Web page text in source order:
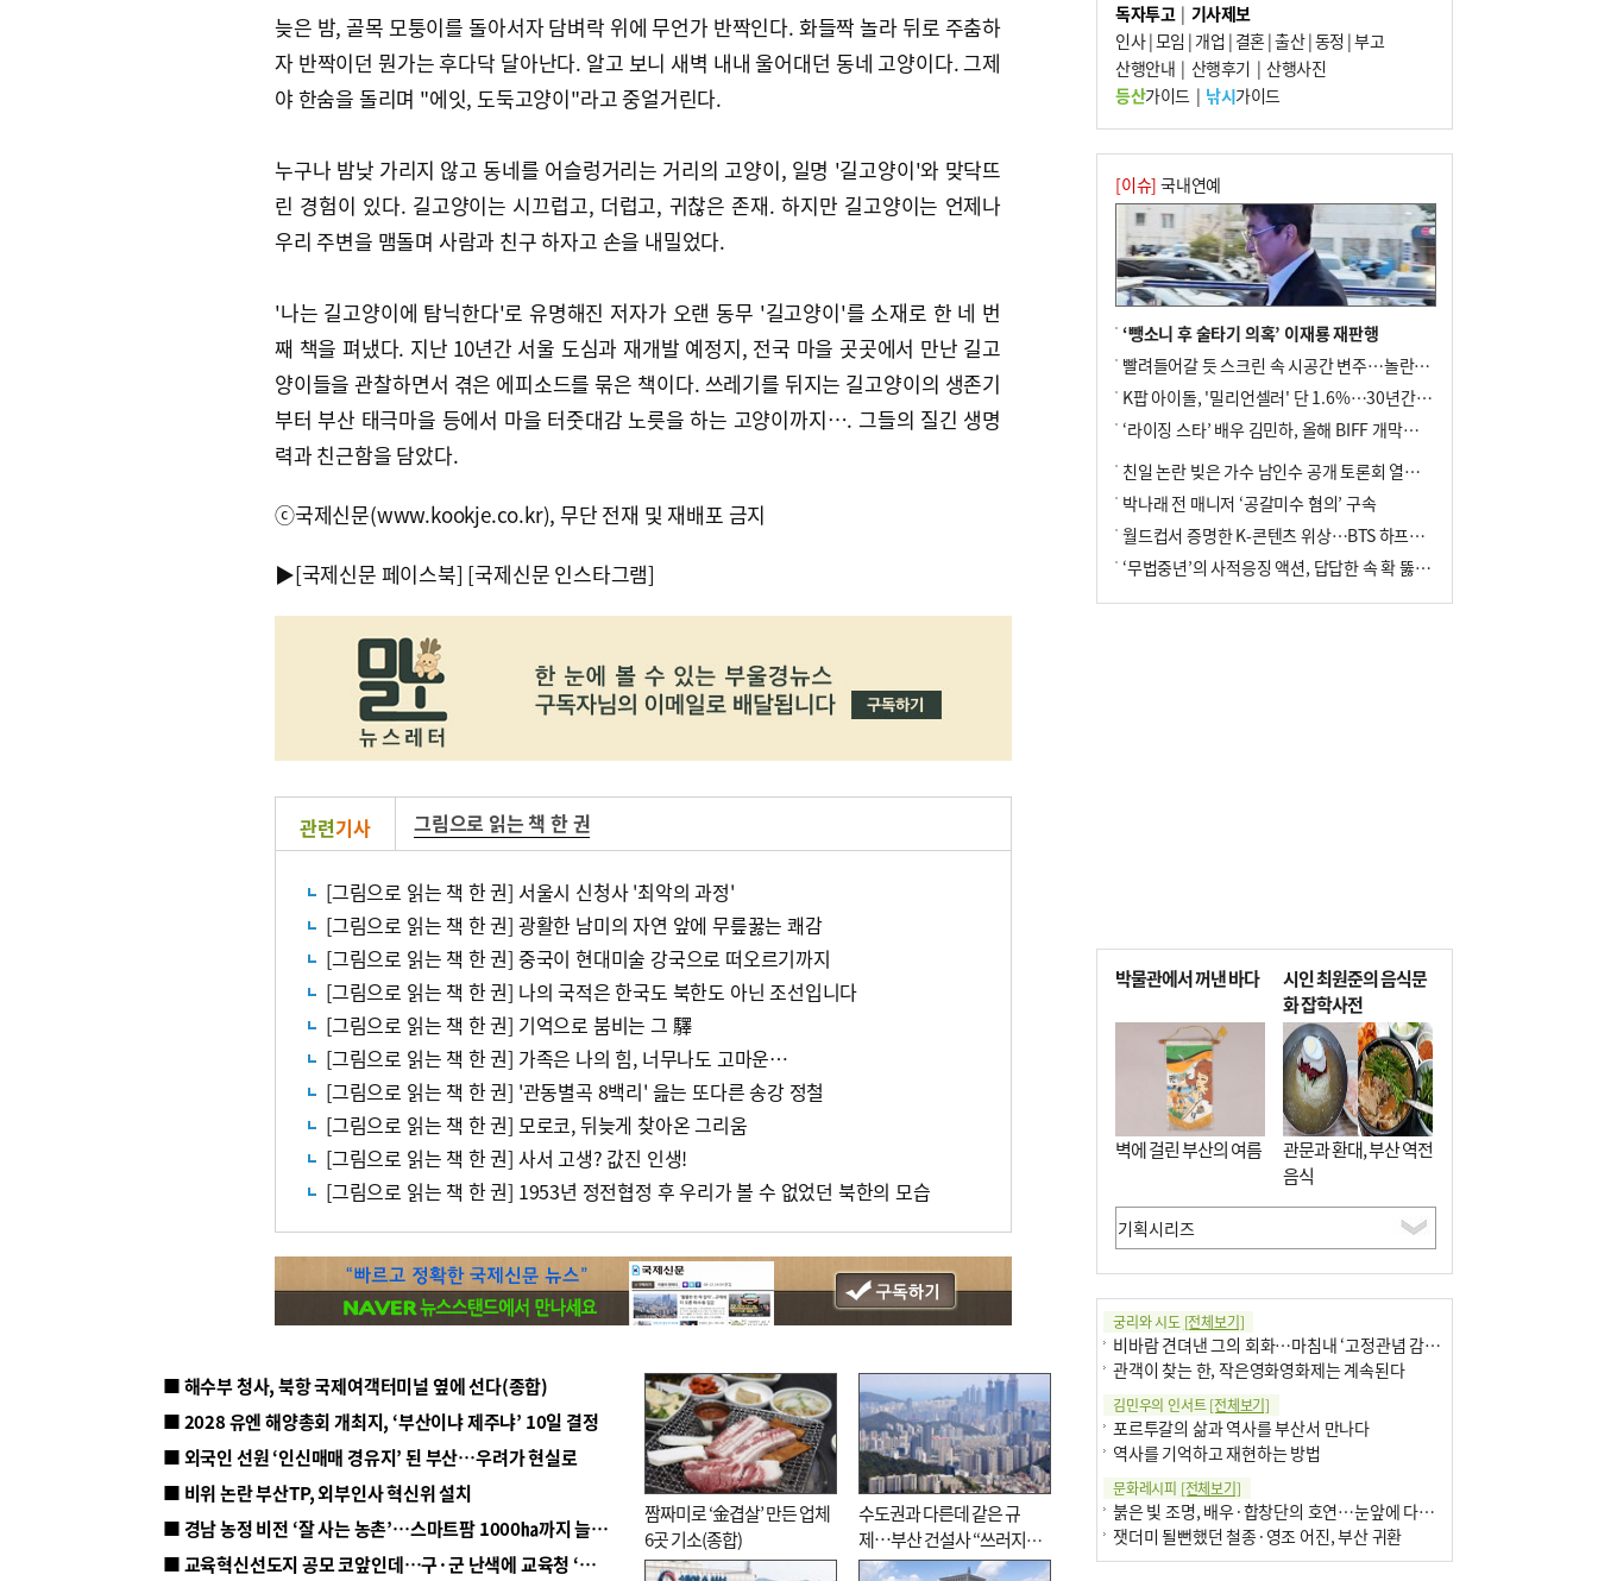
늦은 밤, 골목 모퉁이를 돌아서자 담벼락 위에 무언가 반짝인다. 화들짝 놀라 뒤로 주춤하
자 반짝이던 뭔가는 후다닥 달아난다. 알고 보니 새벽 내내 울어대던 동네 고양이다. 그제
야 한숨을 돌리며 "에잇, 도둑고양이"라고 중얼거린다.
누구나 밤낮 가리지 않고 동네를 어슬렁거리는 거리의 고양이, 일명 '길고양이'와 맞닥뜨
린 경험이 있다. 길고양이는 시끄럽고, 더럽고, 귀찮은 존재. 하지만 길고양이는 언제나
우리 주변을 맴돌며 사람과 친구 하자고 손을 내밀었다.
'나는 길고양이에 탐닉한다'로 유명해진 저자가 오랜 동무 '길고양이'를 소재로 한 네 번
째 책을 펴냈다. 지난 10년간 서울 도심과 재개발 예정지, 전국 마을 곳곳에서 만난 길고
양이들을 관찰하면서 겪은 에피소드를 묶은 책이다. 쓰레기를 뒤지는 길고양이의 생존기
부터 부산 태극마을 등에서 마을 터줏대감 노릇을 하는 고양이까지…. 그들의 질긴 생명
력과 친근함을 담았다.
ⓒ국제신문(www.kookje.co.kr), 무단 전재 및 재배포 금지
▶[국제신문 페이스북] [국제신문 인스타그램]
관련기사 그림으로 읽는 책 한 권
[그림으로 읽는 책 한 권] 서울시 신청사 '최악의 과정'
[그림으로 읽는 책 한 권] 광활한 남미의 자연 앞에 무릎꿇는 쾌감
[그림으로 읽는 책 한 권] 중국이 현대미술 강국으로 떠오르기까지
[그림으로 읽는 책 한 권] 나의 국적은 한국도 북한도 아닌 조선입니다
[그림으로 읽는 책 한 권] 기억으로 붐비는 그 驛
[그림으로 읽는 책 한 권] 가족은 나의 힘, 너무나도 고마운…
[그림으로 읽는 책 한 권] '관동별곡 8백리' 읊는 또다른 송강 정철
[그림으로 읽는 책 한 권] 모로코, 뒤늦게 찾아온 그리움
[그림으로 읽는 책 한 권] 사서 고생? 값진 인생!
[그림으로 읽는 책 한 권] 1953년 정전협정 후 우리가 볼 수 없었던 북한의 모습
■ 해수부 청사, 북항 국제여객터미널 옆에 선다(종합)
■ 2028 유엔 해양총회 개최지, ‘부산이냐 제주냐’ 10일 결정
■ 외국인 선원 ‘인신매매 경유지’ 된 부산…우려가 현실로
■ 비위 논란 부산TP, 외부인사 혁신위 설치
■ 경남 농정 비전 ‘잘 사는 농촌’…스마트팜 1000㏊까지 늘린다
■ 교육혁신선도지 공모 코앞인데…구·군 난색에 교육청 ‘쩔쩔’
짬짜미로 ‘金겹살’ 만든 업체
6곳 기소(종합)
수도권과 다른데 같은 규
제…부산 건설사 “쓰러지기
직전”
7
부산 주유소 휘발유 평균가 ℓ당 1849원…
전주보다 3원 ↓
8
[속보] ‘심판 성접대’ 논란 축구협회 공식 사
과…“현재는 부적절 행위 없어”
10 서울 중랑구서 흉기 난동…60대 남성 2명
사망
독자투고| 기사제보
인사|모임 | 개업 | 결혼|출산|동정 |부고
산행안내 | 산행후기 | 산행사진
등산가이드| 낚시가이드
[이슈] 국내연예
‘뺑소니 후 술타기 의혹’ 이재룡 재판행
빨려들어갈 듯 스크린 속 시공간 변주…놀란의 메시지는 ‘전쟁 속죄’
K팝 아이돌, '밀리언셀러' 단 1.6%…30년간 등장 1182개팀 전수조사
‘라이징 스타’ 배우 김민하, 올해 BIFF 개막식 사회자 확정
친일 논란 빚은 가수 남인수 공개 토론회 열린다.
박나래 전 매니저 ‘공갈미수 혐의’ 구속
월드컵서 증명한 K-콘텐츠 위상…BTS 하프타임쇼·정호연 트로피 세리머니
‘무법중년’의 사적응징 액션, 답답한 속 확 뚫어주네
박물관에서 꺼낸 바다
벽에 걸린 부산의 여름
시인 최원준의 음식문
화 잡학사전
관문과 환대, 부산 역전
음식
궁리와 시도 [전체보기]
비바람 견뎌낸 그의 회화…마침내 ‘고정관념 감옥’서 해방
관객이 찾는 한, 작은영화영화제는 계속된다
김민우의 인서트[전체보기]
포르투갈의 삶과 역사를 부산서 만나다
역사를 기억하고 재현하는 방법
문화레시피 [전체보기]
붉은 빛 조명, 배우·합창단의 호연…눈앞에 다가온 부산오페라하우스
잿더미 될뻔했던 철종·영조 어진, 부산 귀환